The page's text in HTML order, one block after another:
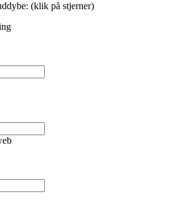
(klik på stjerner)